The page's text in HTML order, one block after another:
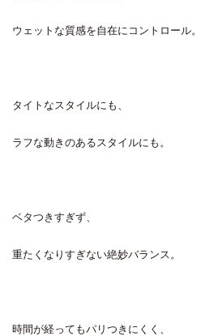
ウェットな質感を自在にコントロール。
タイトなスタイルにも、
ラフな動きのあるスタイルにも。
ベタつきすぎず、
重たくなりすぎない絶妙バランス。
時間が経ってもパリつきにくく、